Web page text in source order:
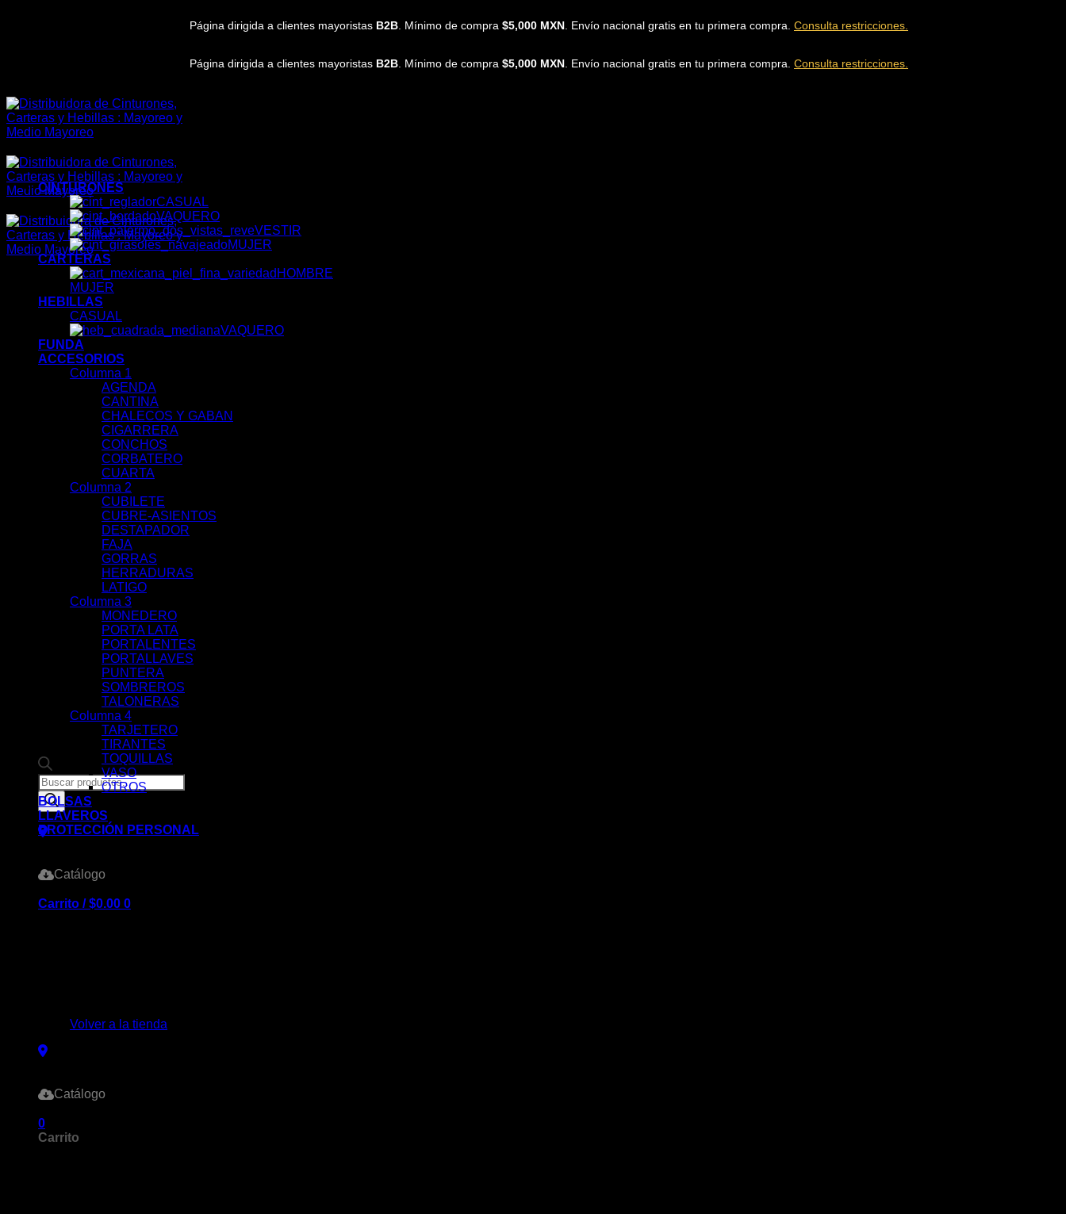
Página dirigida a clientes mayoristas B2B . Mínimo de compra $5,000 MXN . Envío nacional gratis en tu primera compra. Consulta restricciones.
Página dirigida a clientes mayoristas B2B . Mínimo de compra $5,000 MXN . Envío nacional gratis en tu primera compra. Consulta restricciones.
Products
search
Catálogo
Carrito /$0.00 0
Volver a la tienda
Catálogo
0
Carrito
CINTURONES
CASUAL
VAQUERO
VESTIR
MUJER
CARTERAS
HOMBRE
MUJER
HEBILLAS
CASUAL
VAQUERO
FUNDA
ACCESORIOS
Columna 1
AGENDA
CANTINA
CHALECOS Y GABAN
CIGARRERA
CONCHOS
CORBATERO
CUARTA
Columna 2
CUBILETE
CUBRE-ASIENTOS
DESTAPADOR
FAJA
GORRAS
HERRADURAS
LATIGO
Columna 3
MONEDERO
PORTA LATA
PORTALENTES
PORTALLAVES
PUNTERA
SOMBREROS
TALONERAS
Columna 4
TARJETERO
TIRANTES
TOQUILLAS
VASO
OTROS
BOLSAS
LLAVEROS
PROTECCIÓN PERSONAL